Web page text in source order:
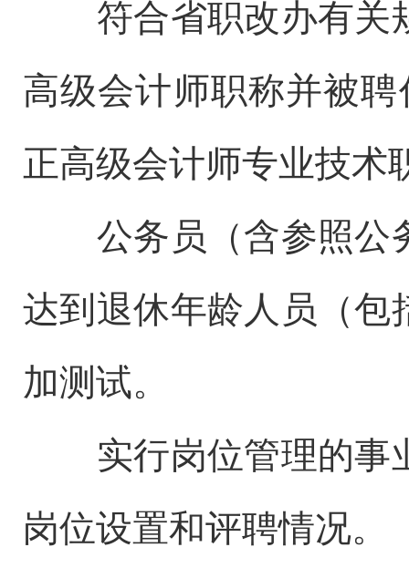
符合省职改办有关
高级会计师职称并被
正高级会计师专业技术
公务员（含参照公
达到退休年龄人员（包
加测试。
实行岗位管理的事
岗位设置和评聘情况。